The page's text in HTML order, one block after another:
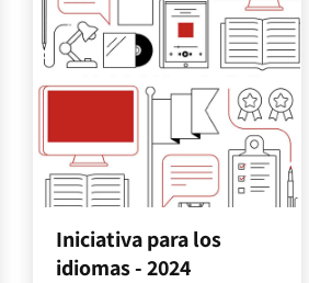
Iniciativa para los
idiomas - 2024